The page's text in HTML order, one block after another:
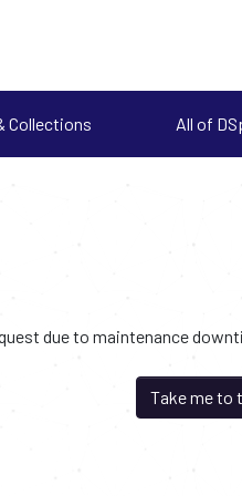
Collections All of
due to maintenance
Take me to